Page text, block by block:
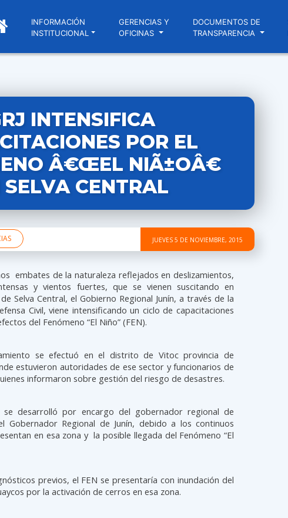
INFORMACIÓN
INSTITUCIONAL
GERENCIAS Y
OFICINAS
DOCUMENTOS DE
TRANSPARENCIA
INTENSIFICA
POR EL
Â€ŒEL NIÃ±OÂ€
SELVA CENTRAL
JUEVES 5 DE NOVIEMBRE, 2015
embates de la naturaleza reflejados en deslizamientos,
y vientos fuertes, que se vienen suscitando en
Selva Central, el Gobierno Regional Junín, a través de la
Civil, viene intensificando un ciclo de capacitaciones
del Fenómeno “El Niño” (FEN).
se efectuó en el distrito de Vitoc provincia de
estuvieron autoridades de ese sector y funcionarios de
informaron sobre gestión del riesgo de desastres.
se desarrolló por encargo del gobernador regional de
Gobernador Regional de Junín, debido a los continuos
en esa zona y la posible llegada del Fenómeno “El
previos, el FEN se presentaría con inundación del
por la activación de cerros en esa zona.